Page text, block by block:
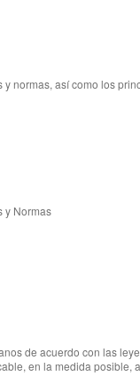
normas, así como los
y Normas
de acuerdo con las
en la medida posible, a